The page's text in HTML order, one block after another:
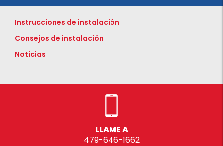
Instrucciones de instalación
Consejos de instalación
Noticias
LLAME A
479-646-1662